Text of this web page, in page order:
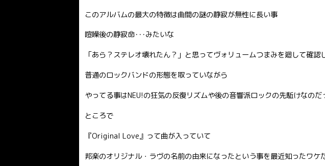
このアルバムの最大の特徴は曲間の謎の静寂が無性に長い事
喧噪後の静寂命･･･みたいな
「あら？ステレオ壊れたん？」と思ってヴォリュームつまみを廻して確認
普通のロックバンドの形態を取っていながら
やってる事はNEU!の狂気の反復リズムや後の音響派ロックの先駈けなのだ
ところで
『Original Love』って曲が入っていて
邦楽のオリジナル・ラヴの名前の由来になったという事を最近知ったワケ